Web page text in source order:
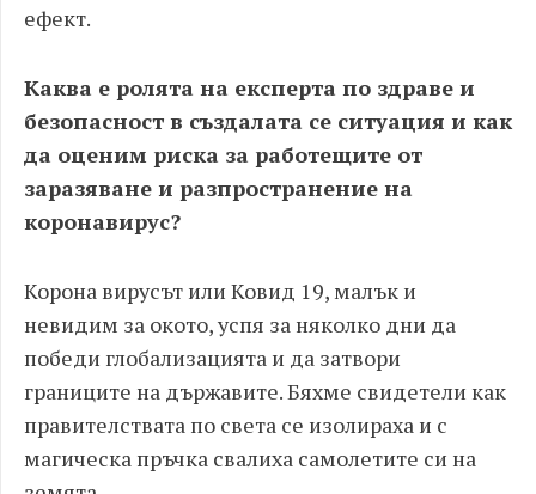
ефект.
Каква е ролята на експерта по здраве и
безопасност в създалата се ситуация и как
да оценим риска за работещите от
заразяване и разпространение на
коронавирус?
Корона вирусът или Ковид 19, малък и
невидим за окото, успя за няколко дни да
победи глобализацията и да затвори
границите на държавите. Бяхме свидетели как
правителствата по света се изолираха и с
магическа пръчка свалиха самолетите си на